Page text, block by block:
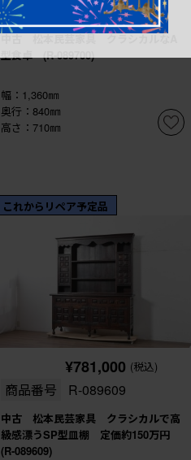
商品番号 R-089700
型食卓 (R-089700)
幅：1,360㎜
奥行：840㎜
高さ：710㎜
これからリペア予定品
¥781,000 (税込)
商品番号 R-089609
中古 松本民芸家具 クラシカルで高
級感漂うSP型皿棚 定価約150万円
(R-089609)